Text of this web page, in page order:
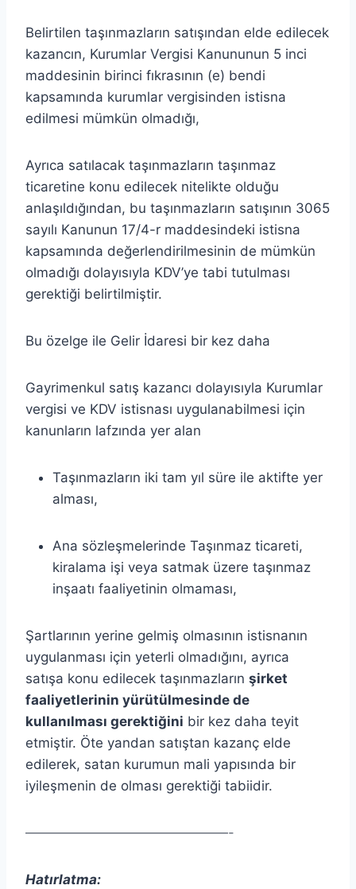
Belirtilen taşınmazların satışından elde edilecek
kazancın, Kurumlar Vergisi Kanununun 5 inci
maddesinin birinci fıkrasının (e) bendi
kapsamında kurumlar vergisinden istisna
edilmesi mümkün olmadığı,
Ayrıca satılacak taşınmazların taşınmaz
ticaretine konu edilecek nitelikte olduğu
anlaşıldığından, bu taşınmazların satışının 3065
sayılı Kanunun 17/4-r maddesindeki istisna
kapsamında değerlendirilmesinin de mümkün
olmadığı dolayısıyla KDV’ye tabi tutulması
gerektiği belirtilmiştir.
Bu özelge ile Gelir İdaresi bir kez daha
Gayrimenkul satış kazancı dolayısıyla Kurumlar
vergisi ve KDV istisnası uygulanabilmesi için
kanunların lafzında yer alan
Taşınmazların iki tam yıl süre ile aktifte yer
alması,
Ana sözleşmelerinde Taşınmaz ticareti,
kiralama işi veya satmak üzere taşınmaz
inşaatı faaliyetinin olmaması,
Şartlarının yerine gelmiş olmasının istisnanın
uygulanması için yeterli olmadığını, ayrıca
satışa konu edilecek taşınmazların şirket
faaliyetlerinin yürütülmesinde de
kullanılması gerektiğini bir kez daha teyit
etmiştir. Öte yandan satıştan kazanç elde
edilerek, satan kurumun mali yapısında bir
iyileşmenin de olması gerektiği tabiidir.
———————————————-
Hatırlatma: